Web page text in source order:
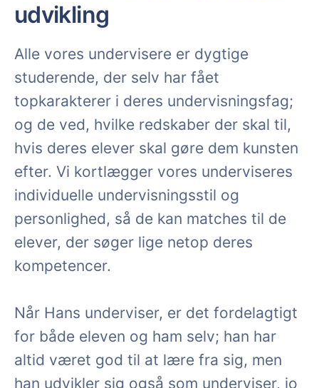
udvikling
Alle vores undervisere er dygtige
studerende, der selv har fået
topkarakterer i deres undervisningsfag;
og de ved, hvilke redskaber der skal til,
hvis deres elever skal gøre dem kunsten
efter. Vi kortlægger vores underviseres
individuelle undervisningsstil og
personlighed, så de kan matches til de
elever, der søger lige netop deres
kompetencer.
Når Hans underviser, er det fordelagtigt
for både eleven og ham selv; han har
altid været god til at lære fra sig, men
han udvikler sig også som underviser, jo